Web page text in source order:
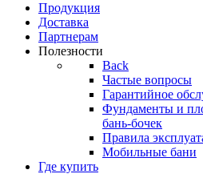
Продукция
Доставка
Партнерам
Полезности
Back
Частые вопросы
Гарантийное
Фундаменты и
бань-бочек
Правила
Мобильные бани
Где купить